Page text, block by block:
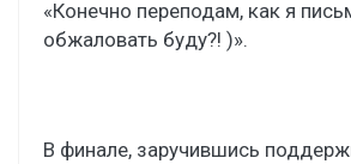
«Конечно переподам, как я
обжаловать буду?! )».
В финале, заручившись